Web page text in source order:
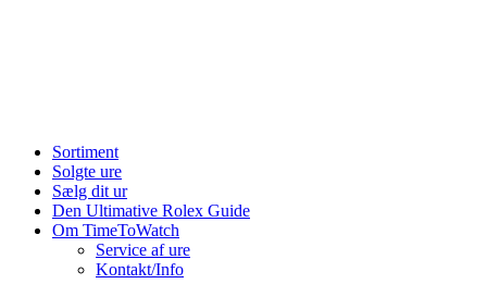
Sortiment
Solgte ure
Sælg dit ur
Den Ultimative Rolex Guide
Om TimeToWatch
Service af ure
Kontakt/Info